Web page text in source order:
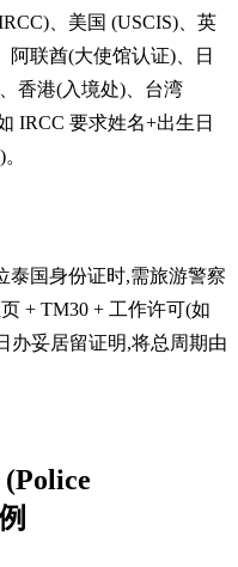
、美国 (USCIS)、英
阿联酋(大使馆认证)、日
香港(入境处)、台湾
IRCC 要求姓名+出生日
泰国身份证时,需旅游警察
+ TM30 + 工作许可(如
办妥居留证明,将总周期由